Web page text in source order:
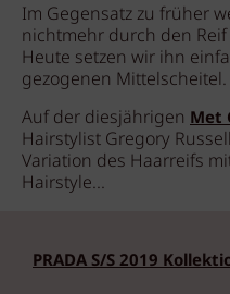
Im Gegensatz zu früher
nichtmehr durch den
Heute setzen wir ihn
gezogenen Mittelscheitel.
Auf der diesjährigen Met
Hairstylist Gregory
Variation des Haarreifs
Hairstyle...
PRADA S/S 2019